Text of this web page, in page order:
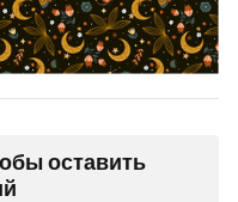
оставить